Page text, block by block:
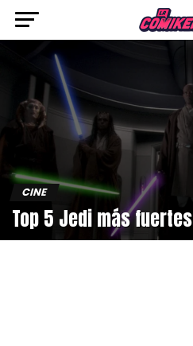
CINE
Top 5 Jedi más fuertes